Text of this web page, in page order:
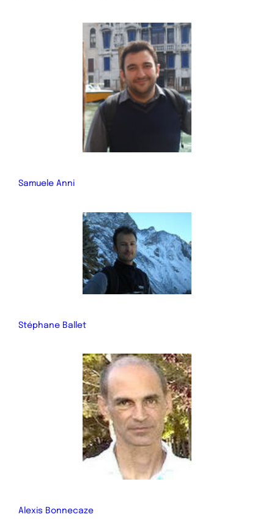
Samuele Anni
Stéphane Ballet
Alexis Bonnecaze